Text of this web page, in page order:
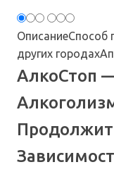
ОписаниеСпособ
других городах
АлкоСтоп